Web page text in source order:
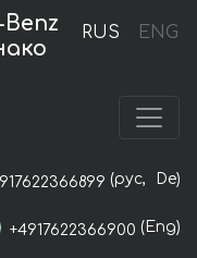
RUS ENG
(рус, De)
+4917622366900 (Eng)